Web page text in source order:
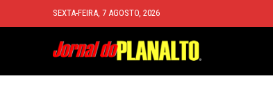
SEXTA-FEIRA, 7 AGOSTO, 2026